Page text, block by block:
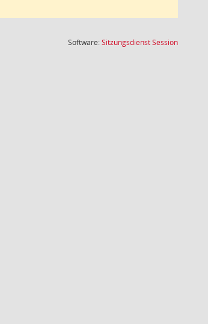
Software:SitzungsdienstSession(Wird in